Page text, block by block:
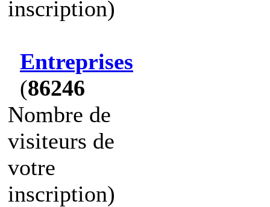
inscription)
Entreprises
(86246
Nombre de
visiteurs de
votre
inscription)